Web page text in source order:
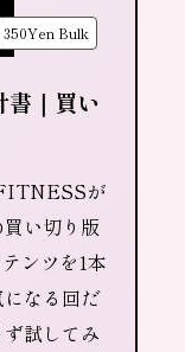
350Yen Bulk
｜買い
が
い切り版
ンツを1本
なる回だ
試してみ